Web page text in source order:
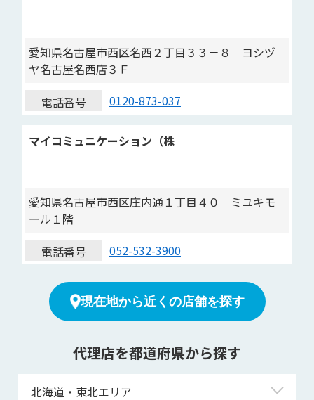
愛知県名古屋市西区名西２丁目３３－８ ヨシヅ
ヤ名古屋名西店３Ｆ
電話番号
0120-873-037
マイコミュニケーション（株
愛知県名古屋市西区庄内通１丁目４０ ミユキモ
ール１階
電話番号
052-532-3900
現在地から近くの店舗を探す
代理店を都道府県から探す
北海道・東北エリア